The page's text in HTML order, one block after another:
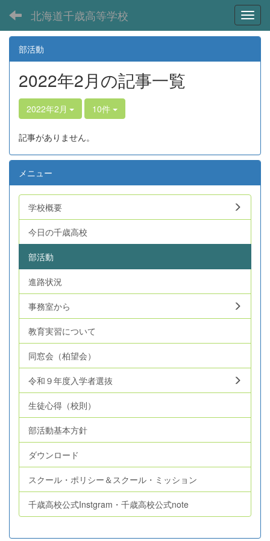
北海道千歳高等学校
部活動
2022年2月の記事一覧
2022年2月 10件
記事がありません。
メニュー
学校概要
今日の千歳高校
部活動
進路状況
事務室から
教育実習について
同窓会（柏望会）
令和９年度入学者選抜
生徒心得（校則）
部活動基本方針
ダウンロード
スクール・ポリシー＆スクール・ミッション
千歳高校公式Instgram・千歳高校公式note